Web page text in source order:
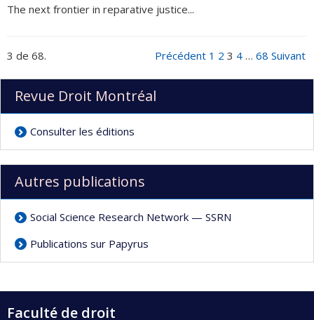
The next frontier in reparative justice...
3 de 68. Précédent 1 2 3 4 … 68 Suivant
Revue Droit Montréal
Consulter les éditions
Autres publications
Social Science Research Network — SSRN
Publications sur Papyrus
Faculté de droit